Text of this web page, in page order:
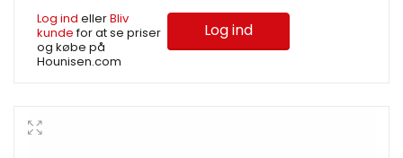
Log ind ellerBliv
kundefor at se priser
og købe på
Hounisen.com
Log ind